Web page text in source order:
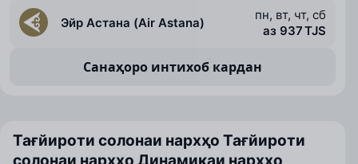
Эйр Астана (Air Astana)
пн, вт, чт, сб
аз 937 TJS
Санаҳоро интихоб кардан
Тағйироти солонаи нархҳо Тағйироти